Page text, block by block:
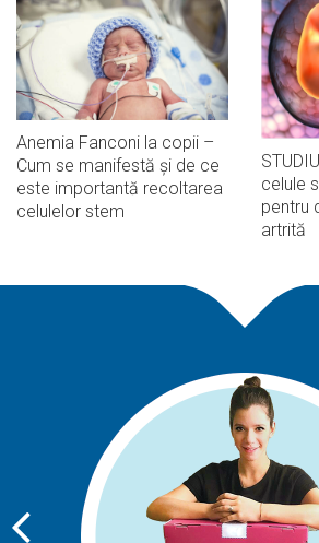
Anemia Fanconi la copii –
Cum se manifestă și de ce
este importantă recoltarea
celulelor stem
celule
pentru
artrită